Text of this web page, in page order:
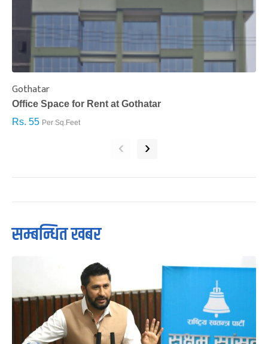
Gothatar
Office Space for Rent at Gothatar
Rs. 55 Per Sq.Feet
‹ ›
सम्बन्धित खबर